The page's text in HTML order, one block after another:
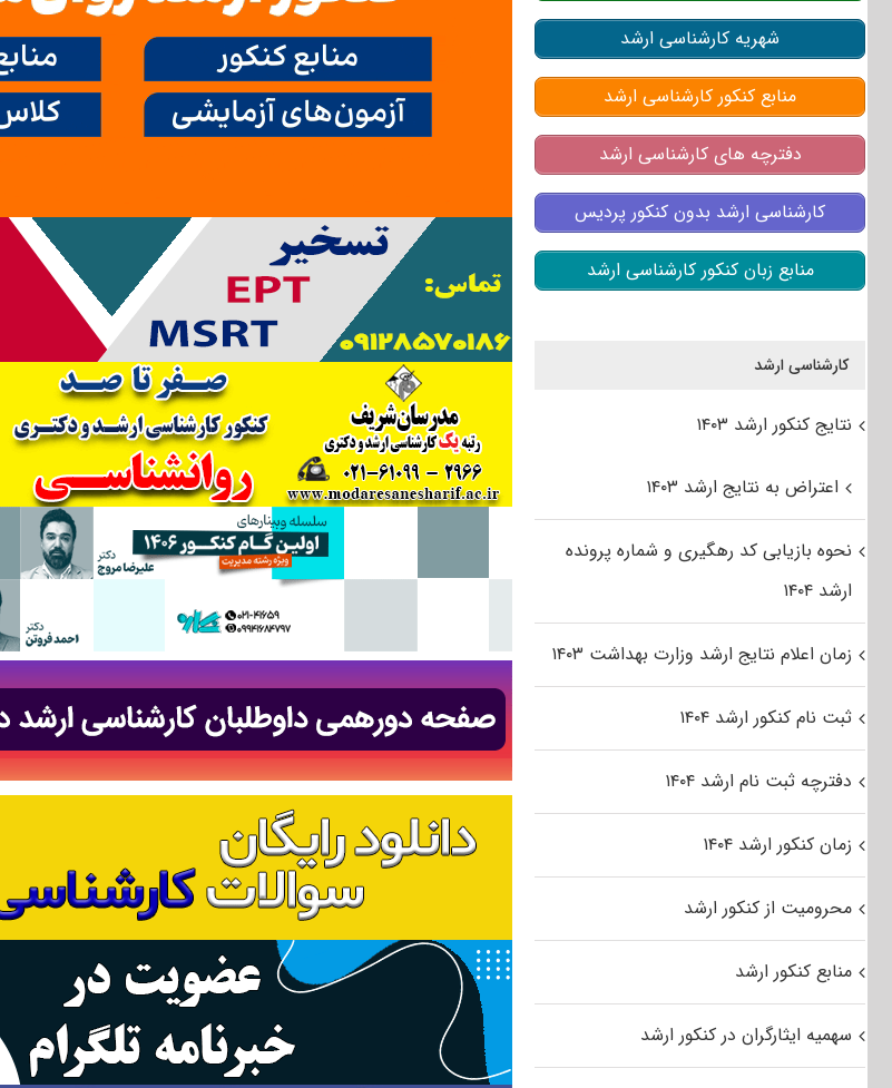
شهریه کارشناسی ارشد
منابع کنکور کارشناسی ارشد
دفترچه های کارشناسی ارشد
کارشناسی ارشد بدون کنکور پردیس
منابع زبان کنکور کارشناسی ارشد
کارشناسی ارشد
نتایج کنکور ارشد ۱۴۰۳
اعتراض به نتایج ارشد ۱۴۰۳
نحوه بازیابی کد رهگیری و شماره پرونده
ارشد ۱۴۰۴
زمان اعلام نتایج ارشد وزارت بهداشت ۱۴۰۳
ثبت نام کنکور ارشد ۱۴۰۴
دفترچه ثبت نام ارشد ۱۴۰۴
زمان کنکور ارشد ۱۴۰۴
محرومیت از کنکور ارشد
منابع کنکور ارشد
سهمیه ایثارگران در کنکور ارشد